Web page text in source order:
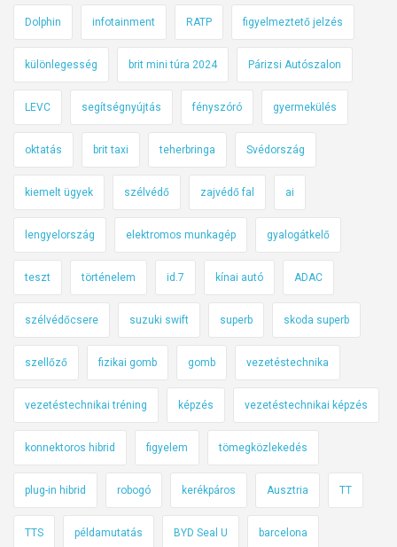
Dolphin infotainment RATP figyelmeztető jelzés
különlegesség brit mini túra 2024 Párizsi Autószalon
LEVC segítségnyújtás fényszóró gyermekülés
oktatás brit taxi teherbringa Svédország
kiemelt ügyek szélvédő zajvédő fal ai
lengyelország elektromos munkagép gyalogátkelő
teszt történelem id.7 kínai autó ADAC
szélvédőcsere suzuki swift superb skoda superb
szellőző fizikai gomb gomb vezetéstechnika
vezetéstechnikai tréning képzés vezetéstechnikai képzés
konnektoros hibrid figyelem tömegközlekedés
plug-in hibrid robogó kerékpáros Ausztria TT
TTS példamutatás BYD Seal U barcelona